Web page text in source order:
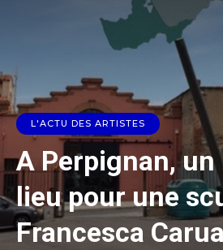
L'ACTU DES ARTISTES
A Perpignan,
lieu pour une
Francesca